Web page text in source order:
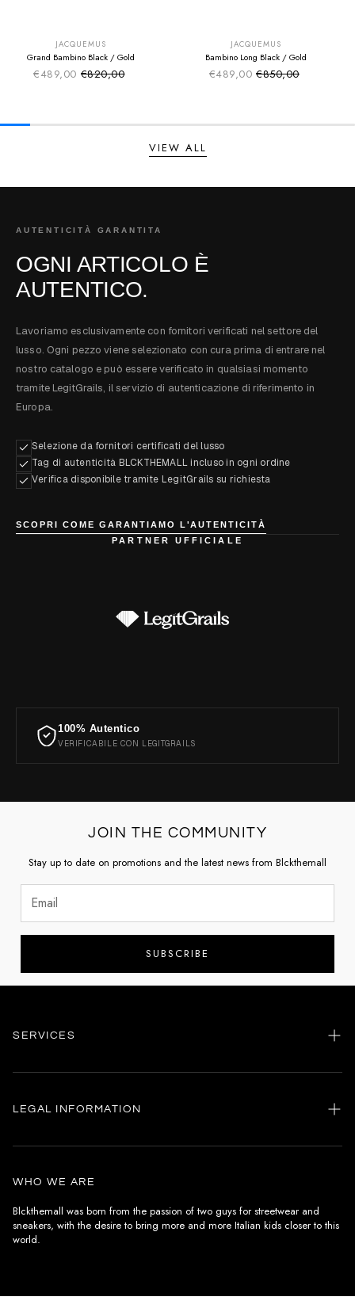
JACQUEMUS
Grand Bambino Black / Gold
€489,00 Sale price
Regular price
€820,00
JACQUEMUS
Bambino Long Black / Gold
€489,00 Sale price
Regular price
€850,00
VIEW ALL
AUTENTICITÀ GARANTITA
OGNI ARTICOLO È
AUTENTICO.
Lavoriamo esclusivamente con fornitori verificati nel settore del
lusso. Ogni pezzo viene selezionato con cura prima di entrare nel
nostro catalogo e può essere verificato in qualsiasi momento
tramite LegitGrails, il servizio di autenticazione di riferimento in
Europa.
Selezione da fornitori certificati del lusso
Tag di autenticità BLCKTHEMALL incluso in ogni ordine
Verifica disponibile tramite LegitGrails su richiesta
SCOPRI COME GARANTIAMO L'AUTENTICITÀ
PARTNER UFFICIALE
100% Autentico
VERIFICABILE CON LEGITGRAILS
JOIN THE COMMUNITY
Stay up to date on promotions and the latest news from Blckthemall
SUBSCRIBE
SERVICES
Home
Instagram
LEGAL INFORMATION
General terms and conditions
Terms of payment
WHO WE ARE
Blckthemall was born from the passion of two guys for streetwear and
sneakers, with the desire to bring more and more Italian kids closer to this
world.